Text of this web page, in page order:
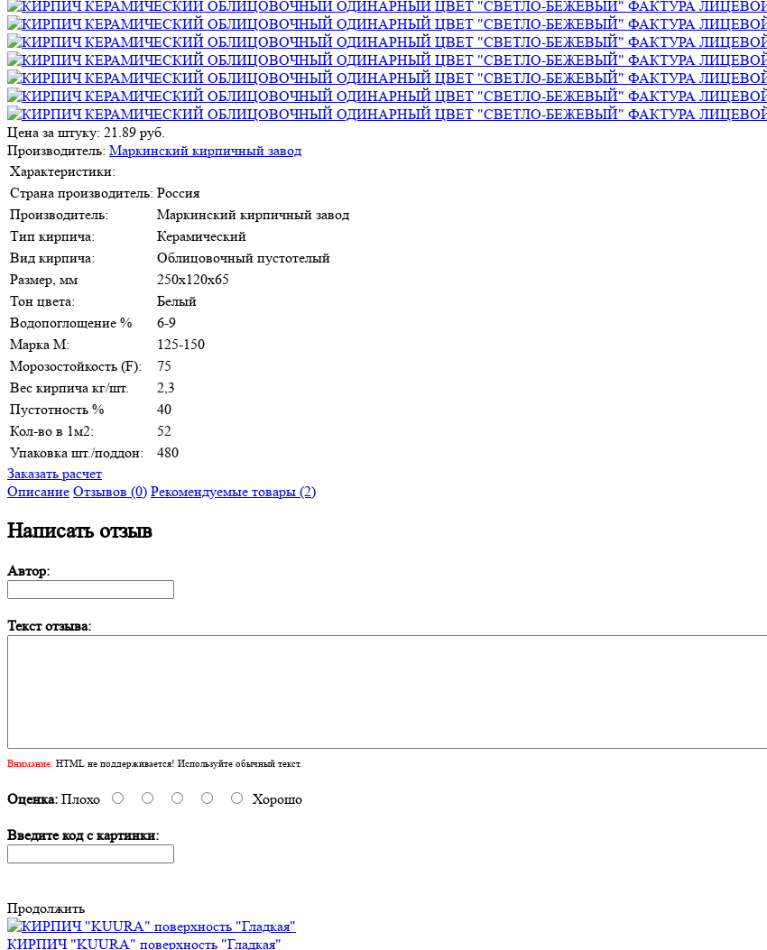
Цена за штуку: 21.89 руб.
Производитель: Маркинский кирпичный завод
Характеристики:
Страна производитель: Россия
Производитель:
Маркинский кирпичный завод
Тип кирпича:
Керамический
Вид кирпича:
Облицовочный пустотелый
Размер, мм
250х120х65
Тон цвета:
Белый
Водопоглощение %
6-9
Марка М:
125-150
Морозостойкость (F):
75
Вес кирпича кг/шт.
2,3
Пустотность %
40
Кол-во в 1м2:
52
Упаковка шт./поддон:
480
Заказать расчет
Описание Отзывов (0) Рекомендуемые товары (2)
Написать отзыв
Автор:
Текст отзыва:
Внимание: HTML не поддерживается! Используйте обычный текст.
Оценка: Плохо Хорошо
Введите код с картинки:
Продолжить
КИРПИЧ "KUURA" поверхность "Гладкая"